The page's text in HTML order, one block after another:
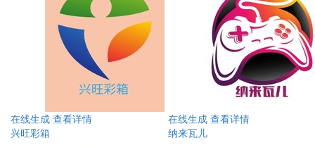
在线生成 查看详情
兴旺彩箱
在线生成 查看详情
纳来瓦儿